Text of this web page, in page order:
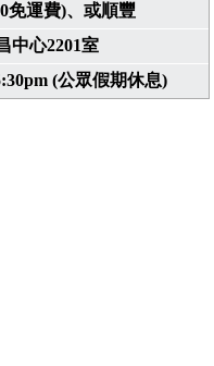
免運費)、或順豐
中心2201室
(公眾假期休息)